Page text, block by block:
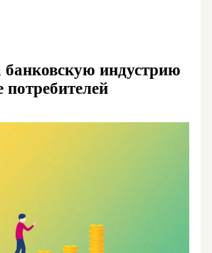
банковскую индустрию
потребителей